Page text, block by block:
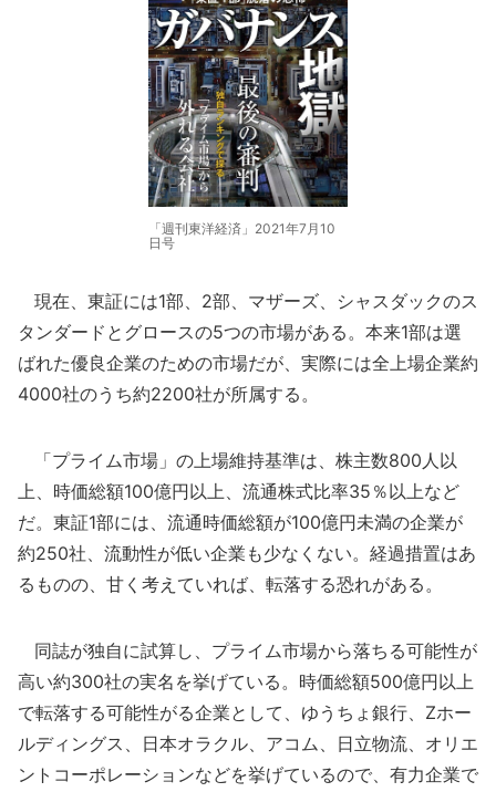
「週刊東洋経済」2021年7月10
日号
現在、東証には1部、2部、マザーズ、シャスダックのス
タンダードとグロースの5つの市場がある。本来1部は選
ばれた優良企業のための市場だが、実際には全上場企業約
4000社のうち約2200社が所属する。
「プライム市場」の上場維持基準は、株主数800人以
上、時価総額100億円以上、流通株式比率35％以上など
だ。東証1部には、流通時価総額が100億円未満の企業が
約250社、流動性が低い企業も少なくない。経過措置はあ
るものの、甘く考えていれば、転落する恐れがある。
同誌が独自に試算し、プライム市場から落ちる可能性が
高い約300社の実名を挙げている。時価総額500億円以上
で転落する可能性がる企業として、ゆうちょ銀行、Zホー
ルディングス、日本オラクル、アコム、日立物流、オリエ
ントコーポレーションなどを挙げているので、有力企業で